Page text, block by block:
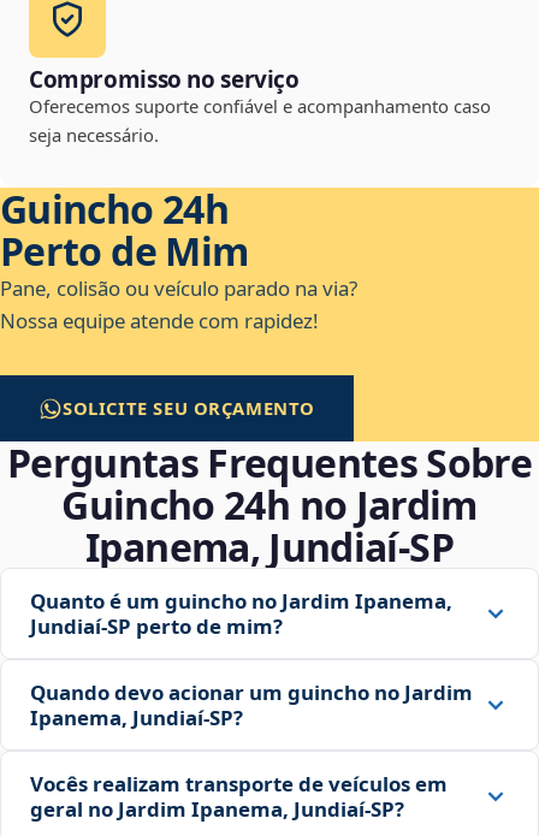
Compromisso no serviço
Oferecemos suporte confiável e acompanhamento caso
seja necessário.
Guincho 24h
Perto de Mim
Pane, colisão ou veículo parado na via?
Nossa equipe atende com rapidez!
SOLICITE SEU ORÇAMENTO
Perguntas Frequentes Sobre
Guincho 24h no Jardim
Ipanema, Jundiaí‑SP
Quanto é um guincho no Jardim Ipanema,
Jundiaí‑SP perto de mim?
Quando devo acionar um guincho no Jardim
Ipanema, Jundiaí‑SP?
Vocês realizam transporte de veículos em
geral no Jardim Ipanema, Jundiaí‑SP?